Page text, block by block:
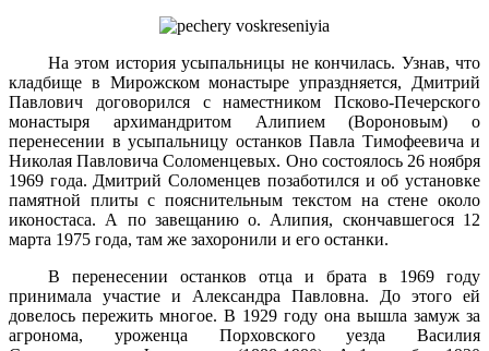
На этом история усыпальницы не кончилась. Узнав, что
кладбище в Мирожском монастыре упраздняется, Дмитрий
Павлович договорился с наместником Псково-Печерского
монастыря архимандритом Алипием (Вороновым) о
перенесении в усыпальницу останков Павла Тимофеевича и
Николая Павловича Соломенцевых. Оно состоялось 26 ноября
1969 года. Дмитрий Соломенцев позаботился и об установке
памятной плиты с пояснительным текстом на стене около
иконостаса. А по завещанию о. Алипия, скончавшегося 12
марта 1975 года, там же захоронили и его останки.
В перенесении останков отца и брата в 1969 году
принимала участие и Александра Павловна. До этого ей
довелось пережить многое. В 1929 году она вышла замуж за
агронома, уроженца Порховского уезда Василия